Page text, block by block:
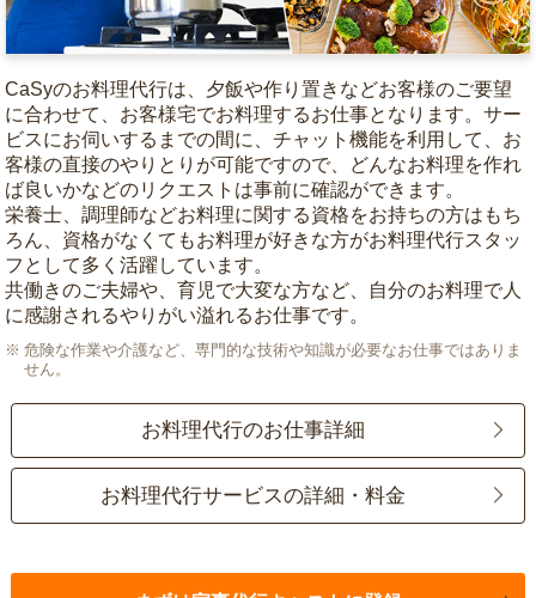
CaSyのお料理代行は、夕飯や作り置きなどお客様のご要望
に合わせて、お客様宅でお料理するお仕事となります。サー
ビスにお伺いするまでの間に、チャット機能を利用して、お
客様の直接のやりとりが可能ですので、どんなお料理を作れ
ば良いかなどのリクエストは事前に確認ができます。
栄養士、調理師などお料理に関する資格をお持ちの方はもち
ろん、資格がなくてもお料理が好きな方がお料理代行スタッ
フとして多く活躍しています。
共働きのご夫婦や、育児で大変な方など、自分のお料理で人
に感謝されるやりがい溢れるお仕事です。
危険な作業や介護など、専門的な技術や知識が必要なお仕事ではありま
せん。
お料理代行のお仕事詳細
お料理代行サービスの詳細・料金